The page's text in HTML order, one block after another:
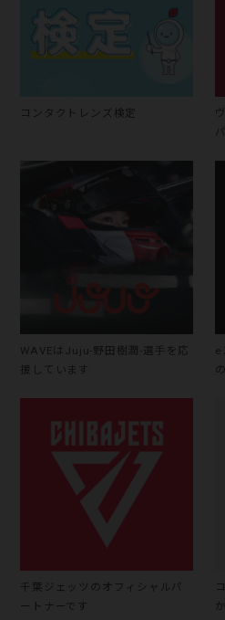
コンタクトレンズ検定
WAVEはJuju-野田樹潤-選手を応
援しています
e
千葉ジェッツのオフィシャルパ
ートナーです